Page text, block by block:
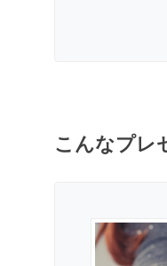
こんなプレ